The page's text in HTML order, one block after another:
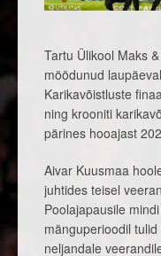
Tartu Ülikool Maks
möödunud
Karikavõistluste
ning krooniti
pärines hooajast
Aivar Kuusmaa
juhtides teisel
Poolajapausile
mänguperioodil
neljandale